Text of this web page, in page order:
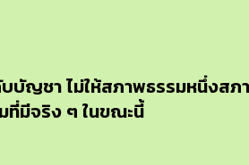
ญชา ไม่ให้สภาพธรรมหนึ่งสภา
ที่มีจริง ๆ ในขณะนี้